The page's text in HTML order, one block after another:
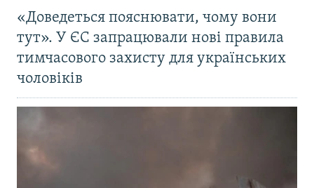
«Доведеться пояснювати, чому вони
тут». У ЄС запрацювали нові правила
тимчасового захисту для українських
чоловіків